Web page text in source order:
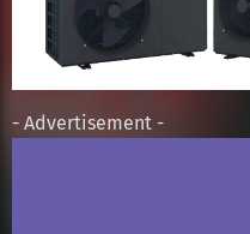
- Advertisement -